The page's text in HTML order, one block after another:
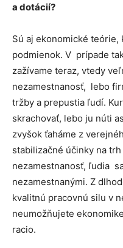
a dotácií?
Sú aj ekonomické
podmienok. V prípade
zažívame teraz, vtedy
nezamestnanosť, lebo
tržby a prepustia ľudí.
skrachovať, lebo ju núti
zvyšok ťaháme z
stabilizačné účinky na
nezamestnanosť, ľudia
nezamestnanými. Z
kvalitnú pracovnú silu v
neumožňujete
racio.